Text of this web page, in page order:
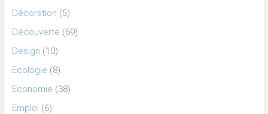
Décoration (5)
Découverte (69)
Design (10)
Ecologie (8)
Economie (38)
Emploi (6)